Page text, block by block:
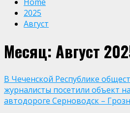
2025
Август
Месяц:Август
В Чеченской Республике
журналисты посетили объект
автодороге Серноводск –